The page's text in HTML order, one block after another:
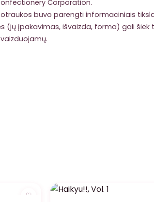
Corporation.
buvo parengti informaciniais
(jų įpakavimas, išvaizda, forma) gali šiek
♡